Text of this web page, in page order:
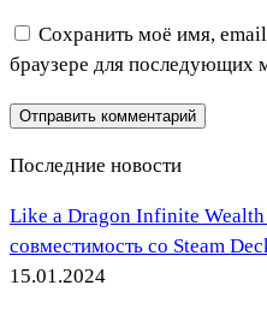
Сохранить моё имя,
браузере для последующих
Последние новости
Like a Dragon Infinite
совместимость со Steam
15.01.2024